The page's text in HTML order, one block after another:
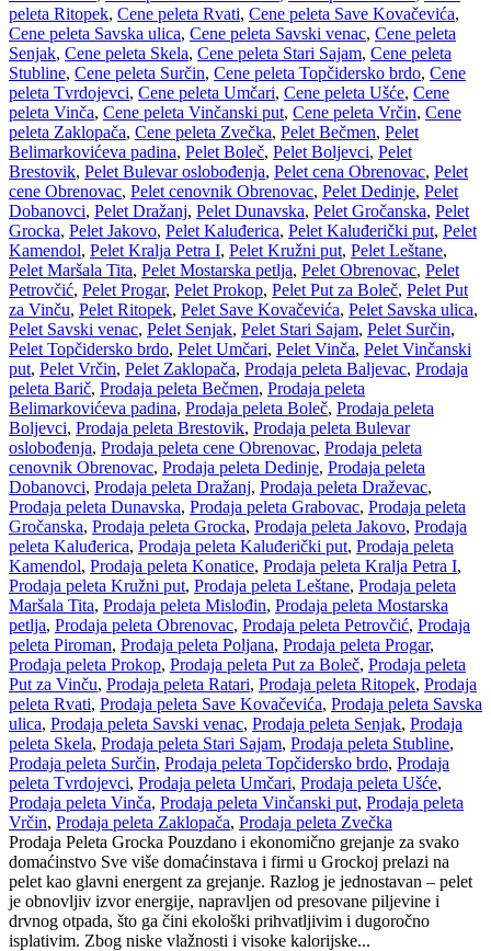
peleta Ritopek, Cene peleta Rvati, Cene peleta Save Kovačevića,
Cene peleta Savska ulica, Cene peleta Savski venac, Cene peleta
Senjak, Cene peleta Skela, Cene peleta Stari Sajam, Cene peleta
Stubline, Cene peleta Surčin, Cene peleta Topčidersko brdo, Cene
peleta Tvrdojevci, Cene peleta Umčari, Cene peleta Ušće, Cene
peleta Vinča, Cene peleta Vinčanski put, Cene peleta Vrčin, Cene
peleta Zaklopača, Cene peleta Zvečka, Pelet Bečmen, Pelet
Belimarkovićeva padina, Pelet Boleč, Pelet Boljevci, Pelet
Brestovik, Pelet Bulevar oslobođenja, Pelet cena Obrenovac, Pelet
cene Obrenovac, Pelet cenovnik Obrenovac, Pelet Dedinje, Pelet
Dobanovci, Pelet Dražanj, Pelet Dunavska, Pelet Gročanska, Pelet
Grocka, Pelet Jakovo, Pelet Kaluđerica, Pelet Kaluđerički put, Pelet
Kamendol, Pelet Kralja Petra I, Pelet Kružni put, Pelet Leštane,
Pelet Maršala Tita, Pelet Mostarska petlja, Pelet Obrenovac, Pelet
Petrovčić, Pelet Progar, Pelet Prokop, Pelet Put za Boleč, Pelet Put
za Vinču, Pelet Ritopek, Pelet Save Kovačevića, Pelet Savska ulica,
Pelet Savski venac, Pelet Senjak, Pelet Stari Sajam, Pelet Surčin,
Pelet Topčidersko brdo, Pelet Umčari, Pelet Vinča, Pelet Vinčanski
put, Pelet Vrčin, Pelet Zaklopača, Prodaja peleta Baljevac, Prodaja
peleta Barič, Prodaja peleta Bečmen, Prodaja peleta
Belimarkovićeva padina, Prodaja peleta Boleč, Prodaja peleta
Boljevci, Prodaja peleta Brestovik, Prodaja peleta Bulevar
oslobođenja, Prodaja peleta cene Obrenovac, Prodaja peleta
cenovnik Obrenovac, Prodaja peleta Dedinje, Prodaja peleta
Dobanovci, Prodaja peleta Dražanj, Prodaja peleta Draževac,
Prodaja peleta Dunavska, Prodaja peleta Grabovac, Prodaja peleta
Gročanska, Prodaja peleta Grocka, Prodaja peleta Jakovo, Prodaja
peleta Kaluđerica, Prodaja peleta Kaluđerički put, Prodaja peleta
Kamendol, Prodaja peleta Konatice, Prodaja peleta Kralja Petra I,
Prodaja peleta Kružni put, Prodaja peleta Leštane, Prodaja peleta
Maršala Tita, Prodaja peleta Mislođin, Prodaja peleta Mostarska
petlja, Prodaja peleta Obrenovac, Prodaja peleta Petrovčić, Prodaja
peleta Piroman, Prodaja peleta Poljana, Prodaja peleta Progar,
Prodaja peleta Prokop, Prodaja peleta Put za Boleč, Prodaja peleta
Put za Vinču, Prodaja peleta Ratari, Prodaja peleta Ritopek, Prodaja
peleta Rvati, Prodaja peleta Save Kovačevića, Prodaja peleta Savska
ulica, Prodaja peleta Savski venac, Prodaja peleta Senjak, Prodaja
peleta Skela, Prodaja peleta Stari Sajam, Prodaja peleta Stubline,
Prodaja peleta Surčin, Prodaja peleta Topčidersko brdo, Prodaja
peleta Tvrdojevci, Prodaja peleta Umčari, Prodaja peleta Ušće,
Prodaja peleta Vinča, Prodaja peleta Vinčanski put, Prodaja peleta
Vrčin, Prodaja peleta Zaklopača, Prodaja peleta Zvečka
Prodaja Peleta Grocka Pouzdano i ekonomično grejanje za svako
domaćinstvo Sve više domaćinstava i firmi u Grockoj prelazi na
pelet kao glavni energent za grejanje. Razlog je jednostavan – pelet
je obnovljiv izvor energije, napravljen od presovane piljevine i
drvnog otpada, što ga čini ekološki prihvatljivim i dugoročno
isplativim. Zbog niske vlažnosti i visoke kalorijske...